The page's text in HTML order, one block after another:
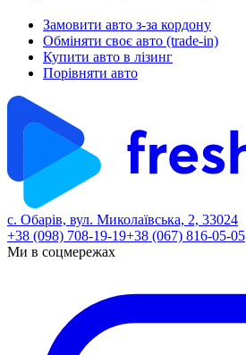
Замовити авто з-за кордону
Обміняти своє авто (trade-in)
Купити авто в лізинг
Порівняти авто
с. Обарів, вул. Миколаївська, 2, 33024
+38 (098) 708-19-19+38 (067) 816-05-05
Ми в соцмережах